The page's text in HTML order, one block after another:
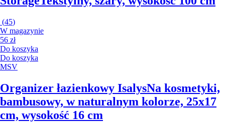
(45)
W magazynie
56 zł
Do koszyka
Do koszyka
MSV
Organizer łazienkowy IsalysNa kosmetyki,
bambusowy, w naturalnym kolorze, 25x17
cm, wysokość 16 cm